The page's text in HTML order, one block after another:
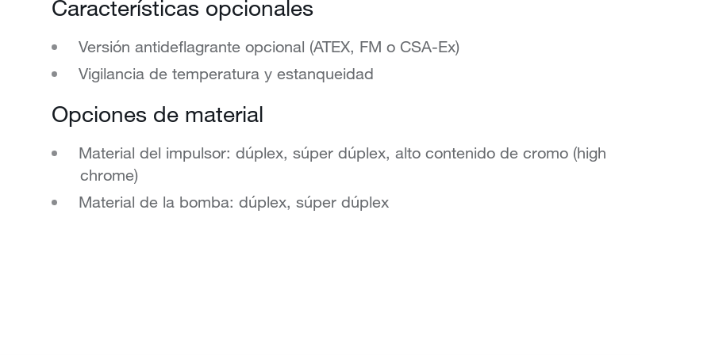
Características opcionales
Versión antideflagrante opcional (ATEX, FM o CSA-Ex)
Vigilancia de temperatura y estanqueidad
Opciones de material
Material del impulsor: dúplex, súper dúplex, alto contenido de cromo (high
chrome)
Material de la bomba: dúplex, súper dúplex